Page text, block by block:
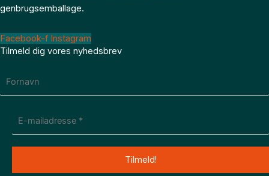
genbrugsemballage.
Facebook-f Instagram
Tilmeld dig vores nyhedsbrev